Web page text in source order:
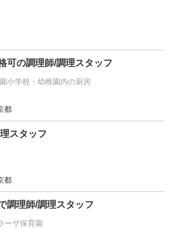
可の調理師/調理スタッフ
小学校・幼稚園内の厨房
都
スタッフ
都
調理師/調理スタッフ
ーザ保育園